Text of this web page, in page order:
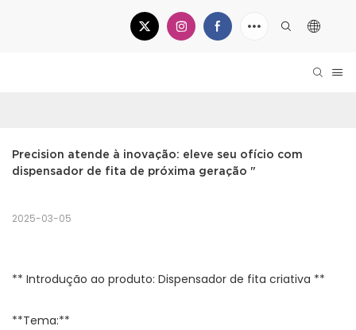
Precision atende à inovação: eleve seu ofício com
dispensador de fita de próxima geração "
2025-03-05
** Introdução ao produto: Dispensador de fita criativa **
**Tema:**